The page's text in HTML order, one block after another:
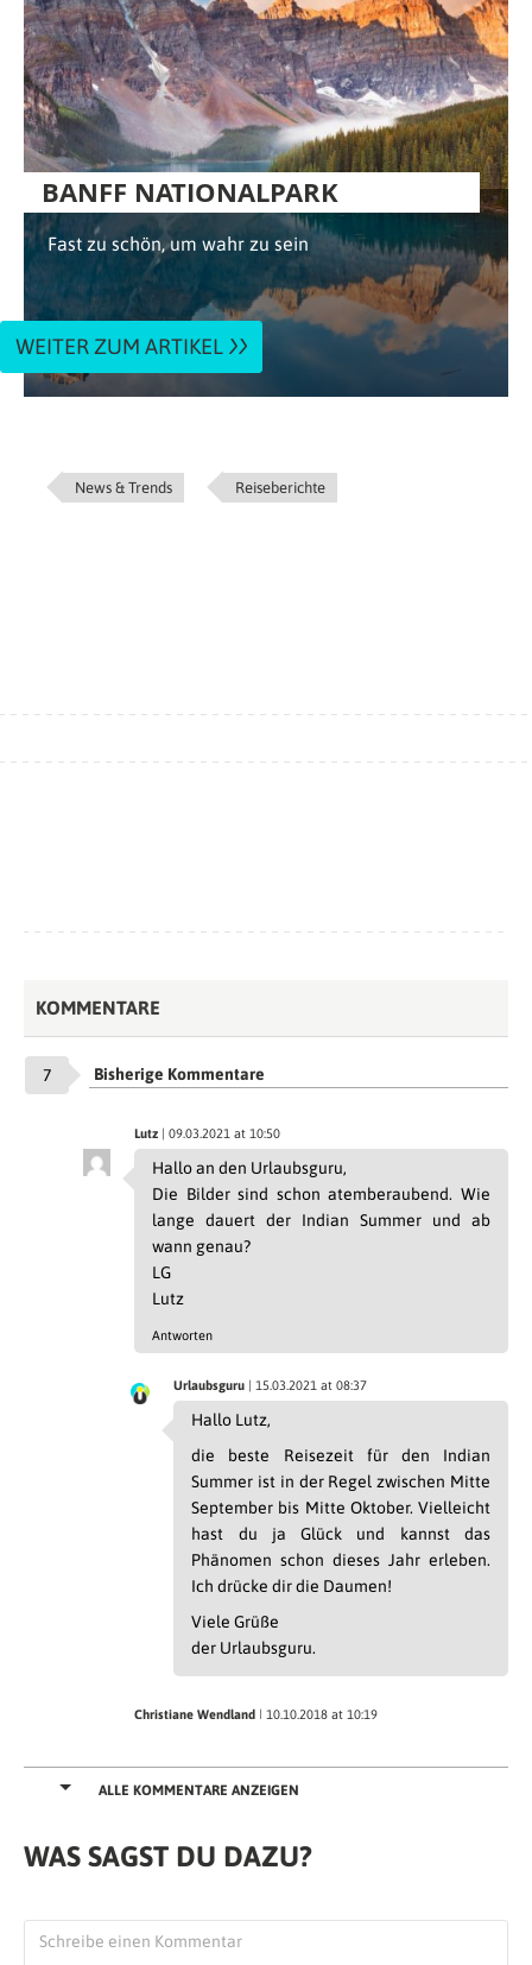
BANFF NATIONALPARK
Fast zu schön, um wahr zu sein
WEITER ZUM ARTIKEL
News & Trends Reiseberichte
KOMMENTARE
7 Bisherige Kommentare
Lutz | 09.03.2021 at 10:50
Hallo an den Urlaubsguru,
Die Bilder sind schon atemberaubend. Wie
lange dauert der Indian Summer und ab
wann genau?
LG
Lutz
Antworten
Urlaubsguru | 15.03.2021 at 08:37
Hallo Lutz,
die beste Reisezeit für den Indian
Summer ist in der Regel zwischen Mitte
September bis Mitte Oktober. Vielleicht
hast du ja Glück und kannst das
Phänomen schon dieses Jahr erleben.
Ich drücke dir die Daumen!
Viele Grüße
der Urlaubsguru.
Christiane Wendland | 10.10.2018 at 10:19
Antworten
Hallo Christiane,
Liebe Grüße
ALLE KOMMENTARE ANZEIGEN
WAS SAGST DU DAZU?